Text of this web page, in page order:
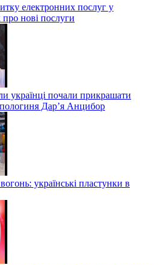
електронних послуг у
нові послуги
українці почали прикрашати
Дарʼя Анцибор
українські пластунки в